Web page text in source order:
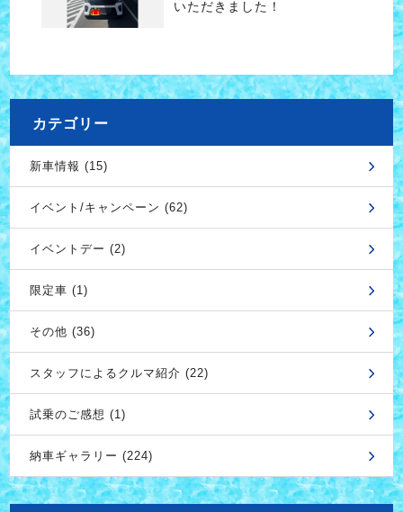
いただきました！
カテゴリー
新車情報 (15)
イベント/キャンペーン (62)
イベントデー (2)
限定車 (1)
その他 (36)
スタッフによるクルマ紹介 (22)
試乗のご感想 (1)
納車ギャラリー (224)